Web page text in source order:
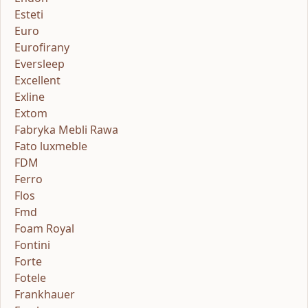
Esteti
Euro
Eurofirany
Eversleep
Excellent
Exline
Extom
Fabryka Mebli Rawa
Fato luxmeble
FDM
Ferro
Flos
Fmd
Foam Royal
Fontini
Forte
Fotele
Frankhauer